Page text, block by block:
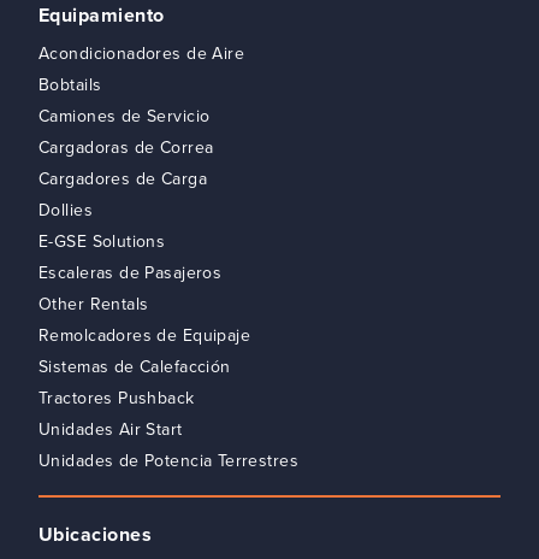
Equipamiento
Acondicionadores de Aire
Bobtails
Camiones de Servicio
Cargadoras de Correa
Cargadores de Carga
Dollies
E-GSE Solutions
Escaleras de Pasajeros
Other Rentals
Remolcadores de Equipaje
Sistemas de Calefacción
Tractores Pushback
Unidades Air Start
Unidades de Potencia Terrestres
Ubicaciones